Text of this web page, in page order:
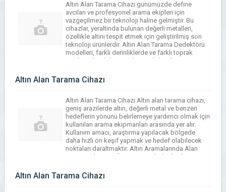
Altın Alan Tarama Cihazı günümüzde define
avcıları ve profesyonel arama ekipleri için
vazgeçilmez bir teknoloji haline gelmiştir. Bu
cihazlar, yeraltında bulunan değerli metalleri,
özellikle altını tespit etmek için geliştirilmiş son
teknoloji ürünlerdir. Altın Alan Tarama Dedektörü
modelleri, farklı derinliklerde ve farklı toprak
yapılarında etkili sonuçlar verebilme kapasitesine
geleneksel metal […]
Altın Alan Tarama Cihazı
Altın Alan Tarama Cihazı Altın alan tarama cihazı,
geniş arazilerde altın, değerli metal ve benzeri
hedeflerin yönünü belirlemeye yardımcı olmak için
kullanılan arama ekipmanları arasında yer alır.
Kullanım amacı, araştırma yapılacak bölgede
daha hızlı ön keşif yapmak ve hedef olabilecek
noktaları daraltmaktır. Altın Aramalarında Alan
Tarama Cihazının Önemi Geniş bölgelerde
Altın Alan Tarama Cihazı